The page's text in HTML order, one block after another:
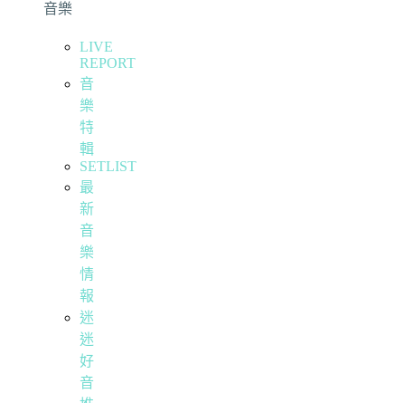
音樂
LIVE
REPORT
音
樂
特
輯
SETLIST
最
新
音
樂
情
報
迷
迷
好
音